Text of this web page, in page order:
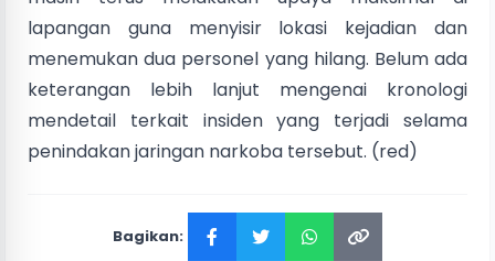
lapangan guna menyisir lokasi kejadian dan
menemukan dua personel yang hilang. Belum ada
keterangan lebih lanjut mengenai kronologi
mendetail terkait insiden yang terjadi selama
penindakan jaringan narkoba tersebut. (red)
Bagikan: